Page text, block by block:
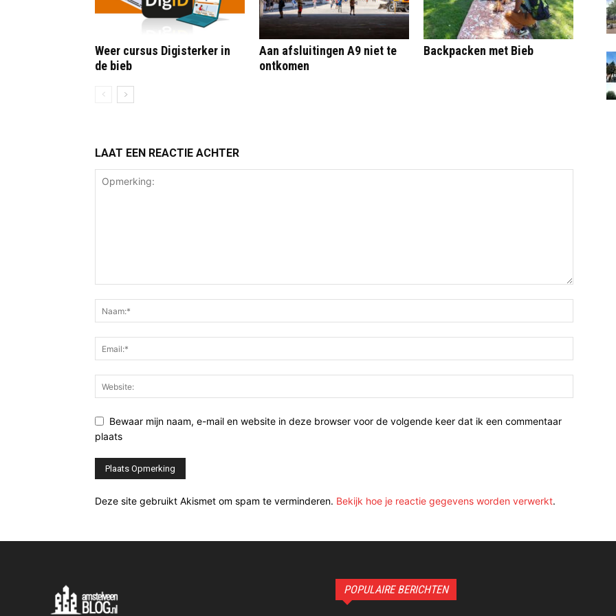
Weer cursus Digisterker in
de bieb
Aan afsluitingen A9 niet te
ontkomen
Backpacken met Bieb
LAAT EEN REACTIE ACHTER
Bewaar mijn naam, e-mail en website in deze browser voor de volgende keer dat ik een commentaar
plaats
Deze site gebruikt Akismet om spam te verminderen. Bekijk hoe je reactie gegevens worden verwerkt.
POPULAIRE BERICHTEN